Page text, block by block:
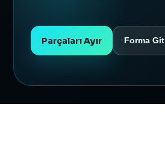
Parçaları Ayır Forma Git